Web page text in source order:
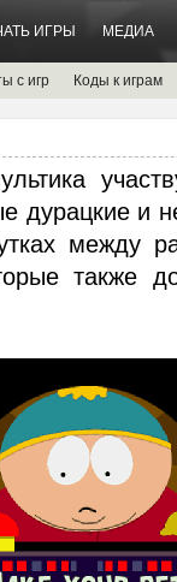
ИГРЫ МЕДИА
с игр Коды к играм
дурацкие и
между
также